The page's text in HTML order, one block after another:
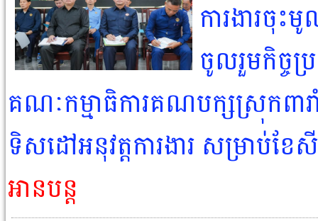
ការងារចុះ
ចូលរួមកិច្ចប្
គណៈកម្មាធិការគណបក្សស្រុកពារ
ទិសដៅអនុវត្តការងារ សម្រាប់ខ
អានបន្ត